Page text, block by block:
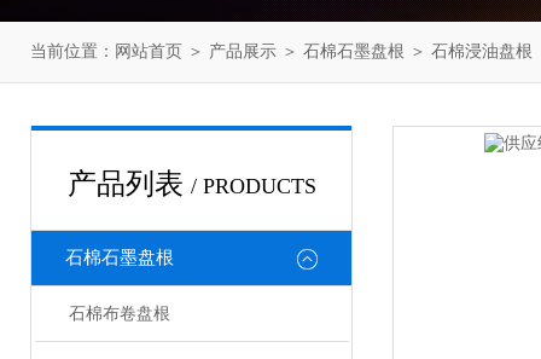
当前位置： 网站首页 ＞ 产品展示 ＞ 石棉石墨盘根 ＞ 石棉浸油盘根
产品列表 / PRODUCTS
石棉石墨盘根
石棉布卷盘根